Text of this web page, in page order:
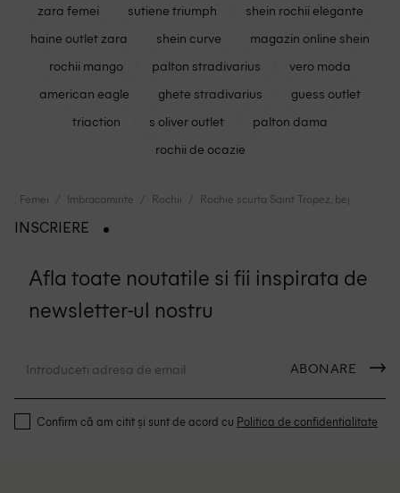
zara femei
sutiene triumph
shein rochii elegante
haine outlet zara
shein curve
magazin online shein
rochii mango
palton stradivarius
vero moda
american eagle
ghete stradivarius
guess outlet
triaction
s oliver outlet
palton dama
rochii de ocazie
Femei Imbracaminte Rochii Rochie scurta Saint Tropez, bej
INSCRIERE
Afla toate noutatile si fii inspirata de
newsletter-ul nostru
ABONARE
Confirm că am citit și sunt de acord cu Politica de confidentialitate